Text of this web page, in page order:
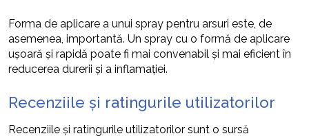
Forma de aplicare a unui spray pentru arsuri este, de
asemenea, importantă. Un spray cu o formă de aplicare
ușoară și rapidă poate fi mai convenabil și mai eficient în
reducerea durerii și a inflamației.
Recenziile și ratingurile utilizatorilor
Recenziile și ratingurile utilizatorilor sunt o sursă